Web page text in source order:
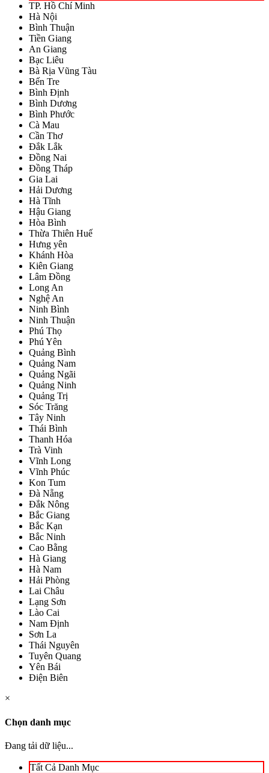
TP. Hồ Chí Minh
Hà Nội
Bình Thuận
Tiền Giang
An Giang
Bạc Liêu
Bà Rịa Vũng Tàu
Bến Tre
Bình Định
Bình Dương
Bình Phước
Cà Mau
Cần Thơ
Đắk Lắk
Đồng Nai
Đồng Tháp
Gia Lai
Hải Dương
Hà Tĩnh
Hậu Giang
Hòa Bình
Thừa Thiên Huế
Hưng yên
Khánh Hòa
Kiên Giang
Lâm Đồng
Long An
Nghệ An
Ninh Bình
Ninh Thuận
Phú Thọ
Phú Yên
Quảng Bình
Quảng Nam
Quảng Ngãi
Quảng Ninh
Quảng Trị
Sóc Trăng
Tây Ninh
Thái Bình
Thanh Hóa
Trà Vinh
Vĩnh Long
Vĩnh Phúc
Kon Tum
Đà Nẵng
Đắk Nông
Bắc Giang
Bắc Kạn
Bắc Ninh
Cao Bằng
Hà Giang
Hà Nam
Hải Phòng
Lai Châu
Lạng Sơn
Lào Cai
Nam Định
Sơn La
Thái Nguyên
Tuyên Quang
Yên Bái
Điện Biên
×
Chọn danh mục
Đang tải dữ liệu...
Tất Cả Danh Mục